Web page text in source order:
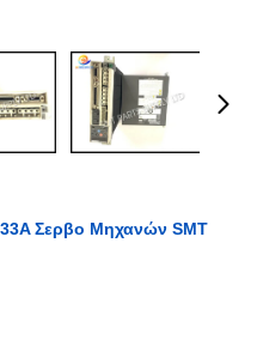
Σερβο Μηχανών SMT